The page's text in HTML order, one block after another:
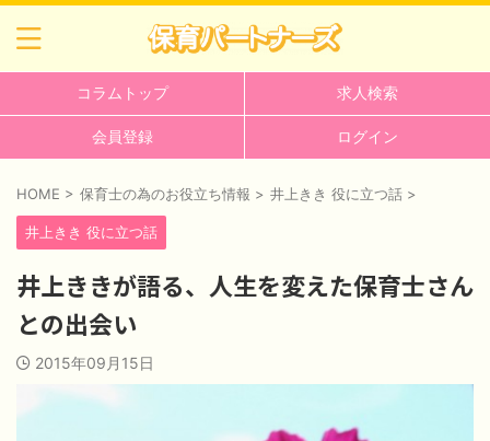
コラムトップ 求人検索
会員登録 ログイン
HOME > 保育士の為のお役立ち情報 > 井上きき 役に立つ話 >
井上きき 役に立つ話
井上ききが語る、人生を変えた保育士さん
との出会い
2015年09月15日